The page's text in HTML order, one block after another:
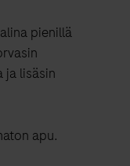
pienillä
lisäsin
apu.